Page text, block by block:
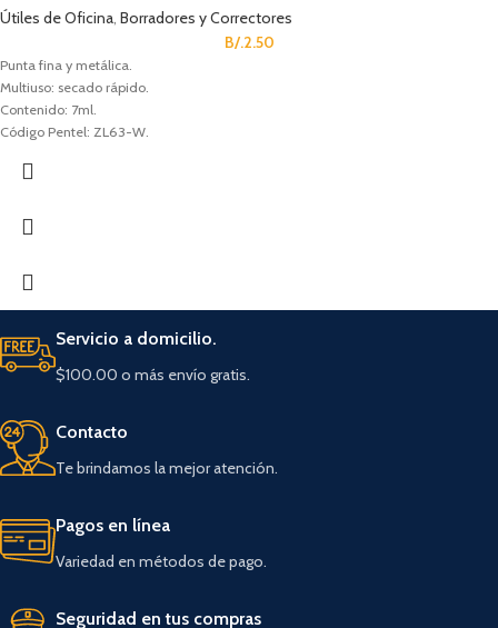
Útiles de Oficina, Borradores y Correctores
B/.2.50
Punta fina y metálica.
Multiuso: secado rápido.
Contenido: 7ml.
Código Pentel: ZL63-W.
Servicio a domicilio.
$100.00 o más envío gratis.
Contacto
Te brindamos la mejor atención.
Pagos en línea
Variedad en métodos de pago.
Seguridad en tus compras